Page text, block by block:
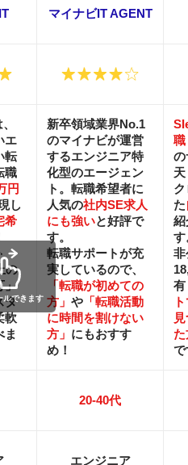
マイナビIT AGENT
エ
転
職
円
し
希
の
」
タ
軟
ま
新卒領域業界No.1
のマイナビが運営
するエンジニア特
化型のエージェン
ト。転職希望者に
人気の社内SE求人
にも強いと好評で
す。
転職サポートが充
実しているので、
「転職が初めての
方」 や「転職活動
に時間を割けない
方」 にもおすす
め！
職
の
た
紹
す
非
有
で
20-40代
エンジニア
ルできます